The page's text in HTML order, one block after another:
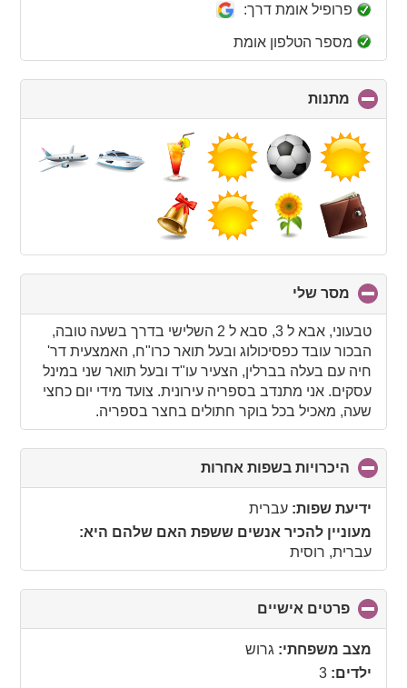
פרופיל אומת דרך:
מספר הטלפון אומת
מתנות
to
collapse
contents
מסר שלי
to
collapse
contents
טבעוני, אבא ל 3, סבא ל 2 השלישי בדרך בשעה טובה,
הבכור עובד כפסיכולוג ובעל תואר כרו"ח, האמצעית דר'
חיה עם בעלה בברלין, הצעיר עו"ד ובעל תואר שני במינל
עסקים. אני מתנדב בספריה עירונית. צועד מידי יום כחצי
שעה, מאכיל בכל בוקר חתולים בחצר בספריה.
היכרויות בשפות אחרות
to
ידיעת שפות: עברית
מעוניין להכיר אנשים ששפת האם שלהם היא:
עברית, רוסית
פרטים אישיים
to
collapse
מצב משפחתי: גרוש
ילדים: 3